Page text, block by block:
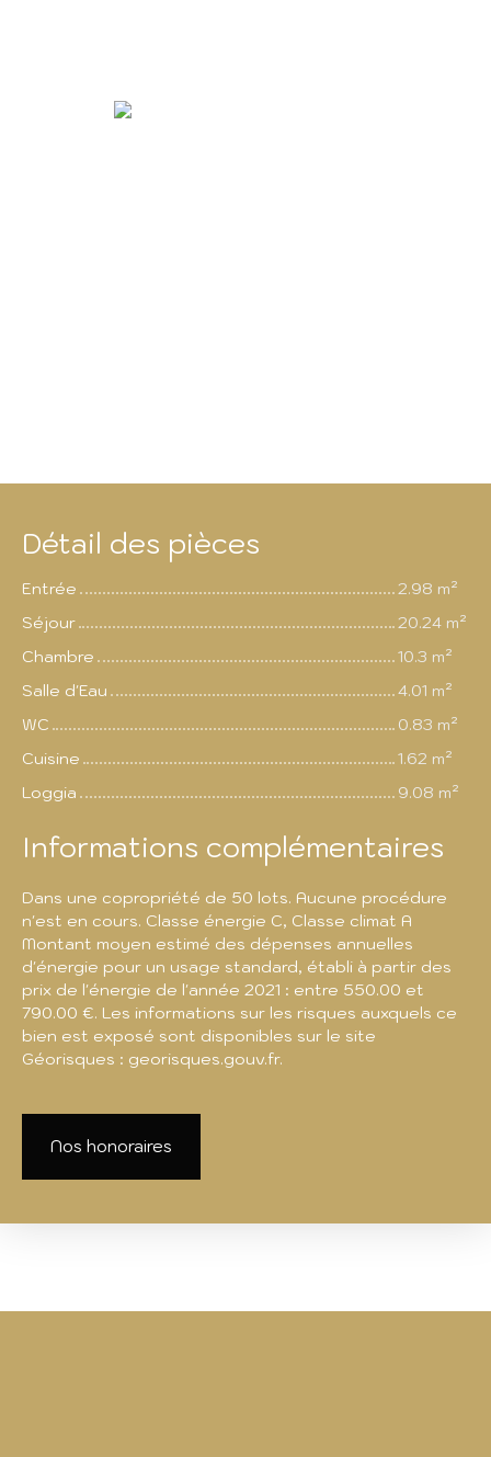
Détail des pièces
Entrée
2.98 m²
Séjour
20.24 m²
Chambre
10.3 m²
Salle d'Eau
4.01 m²
WC
0.83 m²
Cuisine
1.62 m²
Loggia
9.08 m²
Informations complémentaires
Dans une copropriété de 50 lots. Aucune procédure
n'est en cours. Classe énergie C, Classe climat A
Montant moyen estimé des dépenses annuelles
d'énergie pour un usage standard, établi à partir des
prix de l'énergie de l'année 2021 : entre 550.00 et
790.00 €. Les informations sur les risques auxquels ce
bien est exposé sont disponibles sur le site
Géorisques : georisques.gouv.fr.
Nos honoraires